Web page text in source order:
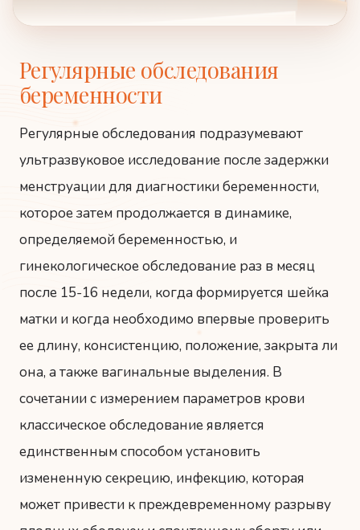
Регулярные обследования
беременности
Регулярные обследования подразумевают
ультразвуковое исследование после задержки
менструации для диагностики беременности,
которое затем продолжается в динамике,
определяемой беременностью, и
гинекологическое обследование раз в месяц
после 15-16 недели, когда формируется шейка
матки и когда необходимо впервые проверить
ее длину, консистенцию, положение, закрыта ли
она, а также вагинальные выделения. В
сочетании с измерением параметров крови
классическое обследование является
единственным способом установить
измененную секрецию, инфекцию, которая
может привести к преждевременному разрыву